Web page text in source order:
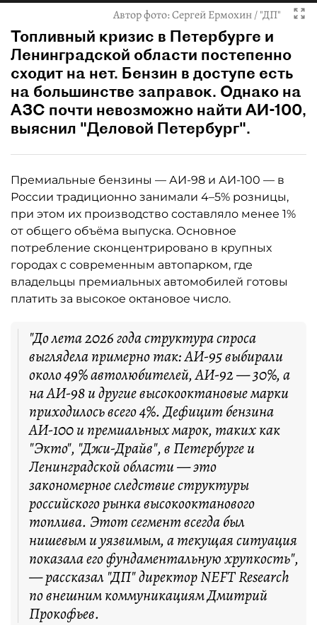
Автор фото:Сергей Ермохин / "ДП"
Топливный кризис в Петербурге и
Ленинградской области постепенно
сходит на нет. Бензин в доступе есть
на большинстве заправок. Однако на
АЗС почти невозможно найти АИ-100,
выяснил "Деловой Петербург".
Премиальные бензины — АИ-98 и АИ-100 — в
России традиционно занимали 4–5% розницы,
при этом их производство составляло менее 1%
от общего объёма выпуска. Основное
потребление сконцентрировано в крупных
городах с современным автопарком, где
владельцы премиальных автомобилей готовы
платить за высокое октановое число.
"До лета 2026 года структура спроса
выглядела примерно так: АИ-95 выбирали
около 49% автолюбителей, АИ-92 — 30%, а
на АИ-98 и другие высокооктановые марки
приходилось всего 4%. Дефицит бензина
АИ-100 и премиальных марок, таких как
"Экто", "Джи-Драйв", в Петербурге и
Ленинградской области — это
закономерное следствие структуры
российского рынка высокооктанового
топлива. Этот сегмент всегда был
нишевым и уязвимым, а текущая ситуация
показала его фундаментальную хрупкость",
— рассказал "ДП" директор NEFT Research
по внешним коммуникациям Дмитрий
Прокофьев.